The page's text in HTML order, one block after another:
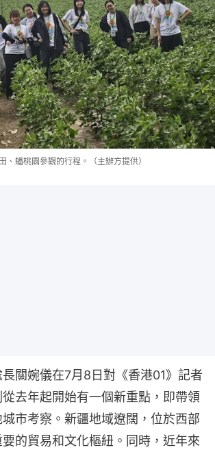
、蟠桃園參觀的行程。（主辦方提供）
關婉儀在7月8日對《香港01》記者
去年起開始有一個新重點，即帶領
市考察。新疆地域遼闊，位於西部
的貿易和文化樞紐。同時，近年來